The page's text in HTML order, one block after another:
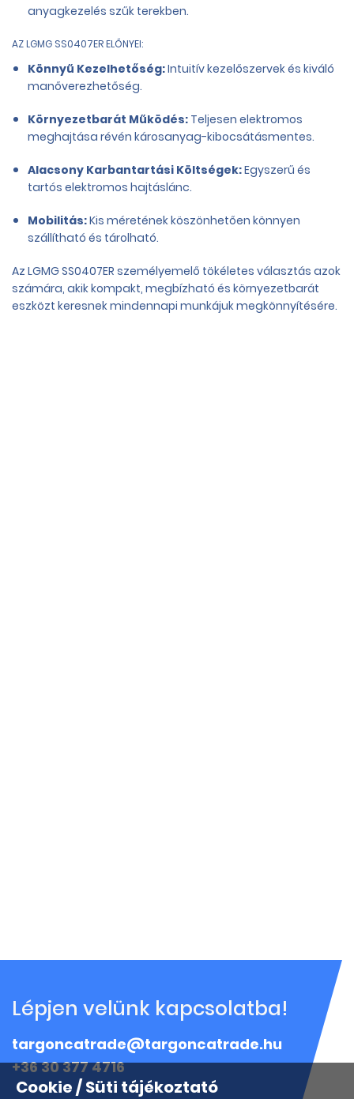
anyagkezelés szűk terekben.
AZ LGMG SS0407ER ELŐNYEI:
Könnyű Kezelhetőség:Intuitív kezelőszervek és kiváló
manőverezhetőség.
Környezetbarát Működés: Teljesen elektromos
meghajtása révén károsanyag-kibocsátásmentes.
Alacsony Karbantartási Költségek:Egyszerű és
tartós elektromos hajtáslánc.
Mobilitás:Kis méretének köszönhetően könnyen
szállítható és tárolható.
Az LGMG SS0407ER személyemelő tökéletes választás azok
számára, akik kompakt, megbízható és környezetbarát
eszközt keresnek mindennapi munkájuk megkönnyítésére.
Lépjen velünk kapcsolatba!
targoncatrade@targoncatrade.hu
+36 30 377 4716
Cookie / Süti tájékoztató